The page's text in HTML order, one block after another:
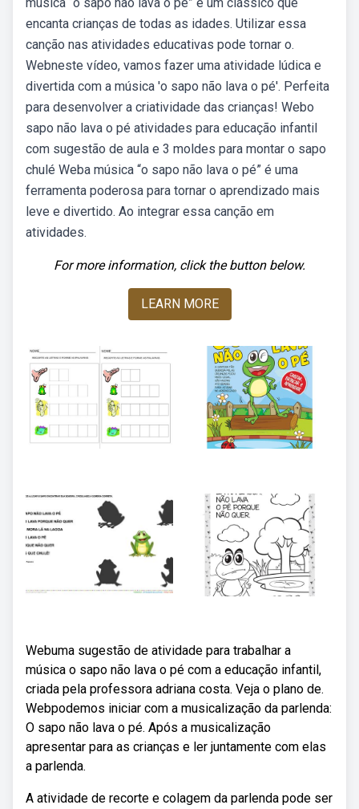
encanta crianças de todas as idades. Utilizar essa
canção nas atividades educativas pode tornar o.
Webneste vídeo, vamos fazer uma atividade lúdica e
divertida com a música 'o sapo não lava o pé'. Perfeita
para desenvolver a criatividade das crianças! Webo
sapo não lava o pé atividades para educação infantil
com sugestão de aula e 3 moldes para montar o sapo
chulé Weba música “o sapo não lava o pé” é uma
ferramenta poderosa para tornar o aprendizado mais
leve e divertido. Ao integrar essa canção em
atividades.
For more information, click the button below.
LEARN MORE
Webuma sugestão de atividade para trabalhar a
música o sapo não lava o pé com a educação infantil,
criada pela professora adriana costa. Veja o plano de.
Webpodemos iniciar com a musicalização da parlenda:
O sapo não lava o pé. Após a musicalização
apresentar para as crianças e ler juntamente com elas
a parlenda.
A atividade de recorte e colagem da parlenda pode ser